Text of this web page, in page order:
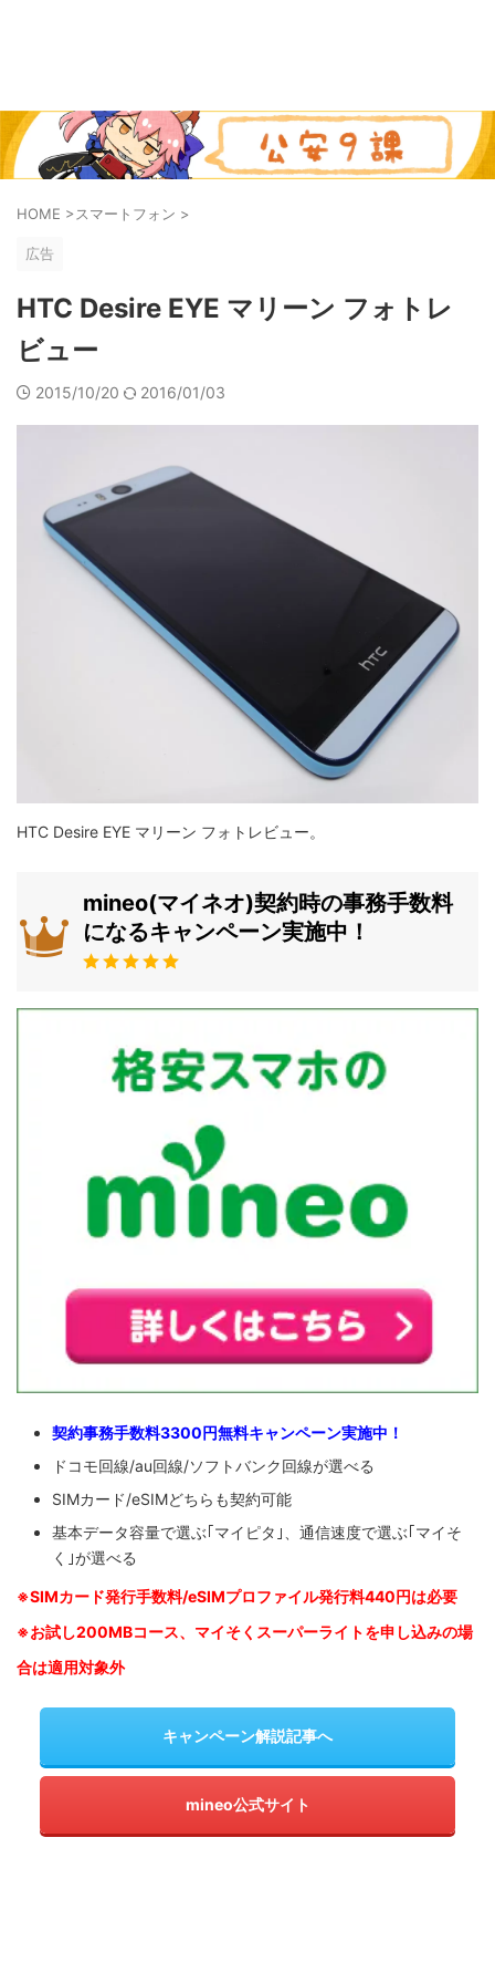
HOME >スマートフォン >
広告
HTC Desire EYE マリーン フォトレ
ビュー
2015/10/20 2016/01/03
HTC Desire EYE マリーン フォトレビュー。
mineo(マイネオ)契約時の事務手数料
になるキャンペーン実施中！
契約事務手数料3300円無料キャンペーン実施中！
ドコモ回線/au回線/ソフトバンク回線が選べる
SIMカード/eSIMどちらも契約可能
基本データ容量で選ぶ｢マイピタ｣、通信速度で選ぶ｢マイそ
く｣が選べる
※SIMカード発行手数料/eSIMプロファイル発行料440円は必要
※お試し200MBコース、マイそくスーパーライトを申し込みの場
合は適用対象外
キャンペーン解説記事へ
mineo公式サイト